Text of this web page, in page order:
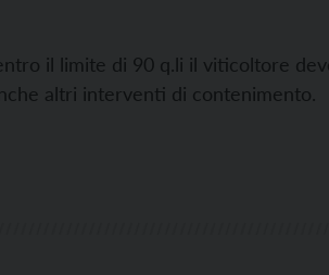
il limite di 90 q.li il viticoltore
altri interventi di contenimento.